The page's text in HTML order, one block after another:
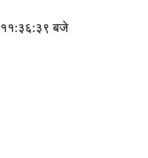
११:३६:३९ बजे